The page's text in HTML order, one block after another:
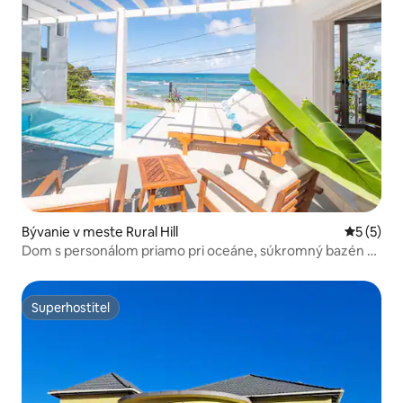
Bývanie v meste Rural Hill
5 (5)
Dom s personálom priamo pri oceáne, súkromný bazén a
Superhostiteľ
Superhostiteľ